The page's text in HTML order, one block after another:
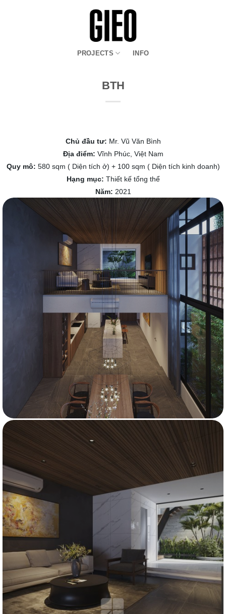
PROJECTS INFO
BTH
Chủ đầu tư: Mr. Vũ Văn Bình
Địa điểm: Vĩnh Phúc, Việt Nam
Quy mô: 580 sqm ( Diện tích ở) + 100 sqm ( Diện tích kinh doanh)
Hạng mục: Thiết kế tổng thể
Năm: 2021